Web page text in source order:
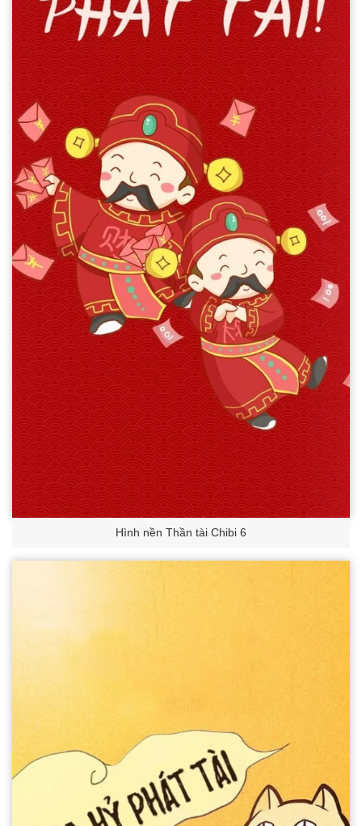
Hình nền Thần tài Chibi 6